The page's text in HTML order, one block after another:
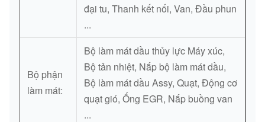
đại tu, Thanh kết nối, Van, Đầu phun
...
Bộ phận
làm mát:
Bộ làm mát dầu thủy lực Máy xúc,
Bộ tản nhiệt, Nắp bộ làm mát dầu,
Bộ làm mát dầu Assy, Quạt, Động cơ
quạt gió, Ống EGR, Nắp buồng van
...